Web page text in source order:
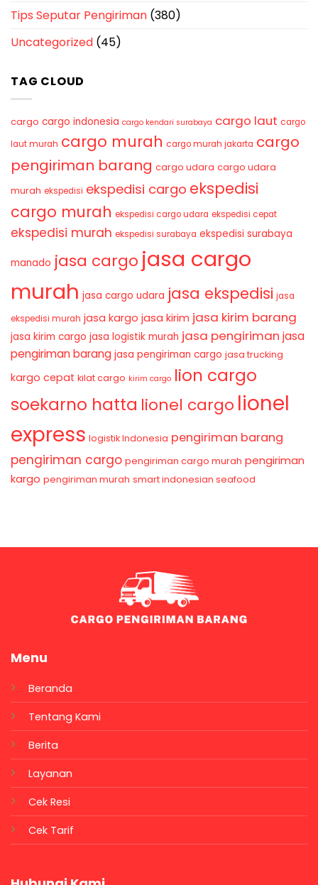
Tips Seputar Pengiriman (380)
Uncategorized (45)
TAG CLOUD
cargo cargo indonesia cargo kendari surabaya cargo laut cargo
laut murah cargo murah cargo murah jakarta cargo
pengiriman barang cargo udara cargo udara
murah ekspedisi ekspedisi cargo ekspedisi
cargo murah ekspedisi cargo udara ekspedisi cepat
ekspedisi murah ekspedisi surabaya ekspedisi surabaya
manado jasa cargo jasa cargo
murah jasa cargo udara jasa ekspedisi jasa
ekspedisi murah jasa kargo jasa kirim jasa kirim barang
jasa kirim cargo jasa logistik murah jasa pengiriman jasa
pengiriman barang jasa pengiriman cargo jasa trucking
kargo cepat kilat cargo kirim cargo lion cargo
soekarno hatta lionel cargo lionel
express logistik Indonesia pengiriman barang
pengiriman cargo pengiriman cargo murah pengiriman
kargo pengiriman murah smart indonesian seafood
Menu
Beranda
Tentang Kami
Berita
Layanan
Cek Resi
Cek Tarif